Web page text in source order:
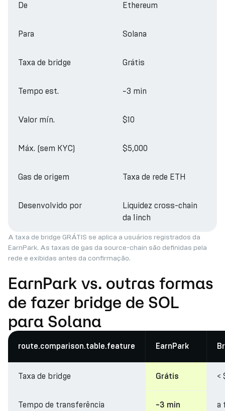
De Ethereum
Para Solana
Taxa de bridge Grátis
Tempo est. ~3 min
Valor mín. $10
Máx. (sem KYC) $5,000
Gas de origem Taxa de rede ETH
Desenvolvido por
Liquidez cross-chain
da 1inch
A taxa de bridge GRÁTIS se aplica a usuários registrados da
EarnPark. As taxas de gas da source-chain são definidas pela
rede e exibidas antes da confirmação.
EarnPark vs. outras formas
de fazer bridge de SOL
para Solana
route.comparison.table.feature EarnPark
Taxa de bridge Grátis <
Tempo de transferência ~3 min a